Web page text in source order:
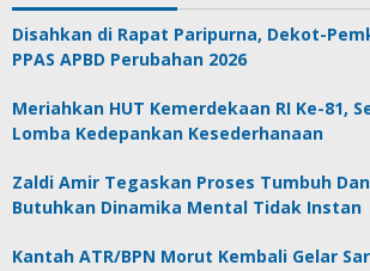
Disahkan di Rapat Paripurna, Dekot-
PPAS APBD Perubahan 2026
Meriahkan HUT Kemerdekaan RI Ke-81,
Lomba Kedepankan Kesederhanaan
Zaldi Amir Tegaskan Proses Tumbuh
Butuhkan Dinamika Mental Tidak Instan
Kantah ATR/BPN Morut Kembali Gelar